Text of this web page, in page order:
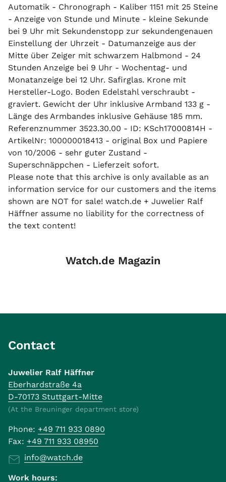
Automatik - Chronograph - Kaliber 1151 mit 25 Steine
- Anzeige von Stunde und Minute - kleine Sekunde
bei 9 Uhr mit Sekundenstopp zur sekundengenauen
Einstellung der Uhrzeit - Datumanzeige aus der
Mitte über Zeiger mit schwarzem Halbmond - 24
Stunden Anzeige bei 9 Uhr - Wochentag- und
Monatanzeige bei 12 Uhr. Safirglas. Krone mit
Hersteller-Logo. Boden Edelstahl verschraubt -
graviert. Gewicht der Uhr inklusive Armband 133 g -
Länge des Armbandes inklusive Gehäuse 185 mm.
Referenznummer 3523.30.00 - ID: KSch17000814H -
ArtikelNr: 100000018413 - original Box und Papiere
von 10/2006 - sehr guter Zustand -
Superschnäppchen - Lieferzeit sofort.
Please note that this archive is only available as an
information service for our customers and the items
shown are NOT for sale! watch.de + Juwelier Ralf
Häffner assume no liability for the correctness of
the text content!
Watch.de Magazin
Contact
Juwelier Ralf Häffner
Eberhardstraße 4a
D-70173 Stuttgart-Mitte
(At the Breuninger department store)
Phone: +49 711 933 0890
Fax: +49 711 933 08950
info@watch.de
Work hours: